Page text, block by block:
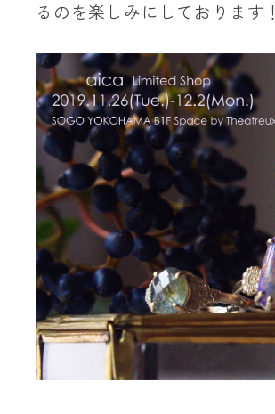
るのを楽しみにしております！